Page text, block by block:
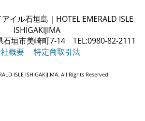
イル石垣島｜HOTEL EMERALD ISLE
ISHIGAKIJIMA
石垣市美崎町7-14 TEL:0980-82-2111
概要
特定商取引法
ISLE ISHIGAKIJIMA. All Rights Reserved.